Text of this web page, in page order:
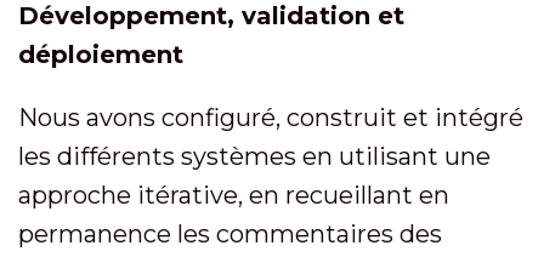
Développement, validation et
déploiement
Nous avons configuré, construit et intégré
les différents systèmes en utilisant une
approche itérative, en recueillant en
permanence les commentaires des